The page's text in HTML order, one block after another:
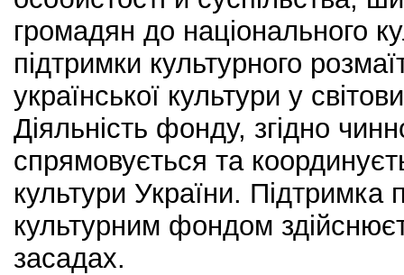
громадян до національного
підтримки культурного
української культури у
Діяльність фонду, згідно
спрямовується та
культури України. Підтримка
культурним фондом
засадах.